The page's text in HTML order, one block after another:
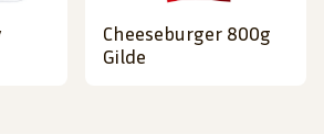
Cheeseburger 800g
Gilde